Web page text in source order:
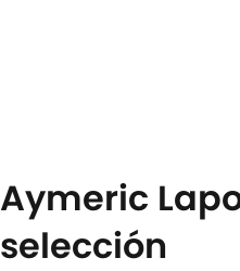
Aymeric
selección